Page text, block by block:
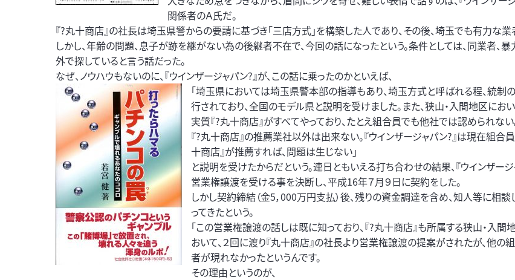
関係者のＡ氏だ。
『?丸十商店』の社長は埼玉県警からの要請に基づき「三店方式」を構築した人であり、その後、埼玉でも有力な業
しかし、年齢の問題、息子が跡を継がない為の後継者不在で、今回の話になったという。条件としては、同業者、
外で探していると言う話だった。
なぜ、ノウハウもないのに、『ウインザージャパン?』が、この話に乗ったのかといえば、
「埼玉県においては埼玉県警本部の指導もあり、埼玉方式と呼ばれる程、統制
行されており、全国のモデル県と説明を受けました。また、狭山・入間地区にお
実質『?丸十商店』がすべてやっており、たとえ組合員でも他社では認められない
『?丸十商店』の推薦業社以外は出来ない。『ウインザージャパン?』は現在組合
十商店』が推薦すれば、問題は生じない」
と説明を受けたからだという。連日ともいえる打ち合わせの結果、『ウインザージ
営業権譲渡を受ける事を決断し、平成16年７月９日に契約をした。
しかし契約締結（金5，000万円支払）後、残りの資金調達を含め、知人等に相談
ってきたという。
「この営業権譲渡の話しは既に知っており、『?丸十商店』も所属する狭山・入
おいて、２回に渡り『丸十商店』の社長より営業権譲渡の提案がされたが、他の
者が現れなかったというんです。
その理由というのが、